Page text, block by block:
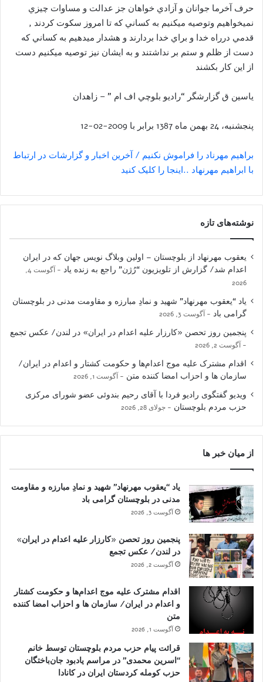
حرف آخرما جوانان و آزادي خواهان جز عدالت و مساوات چيزي
نميخواهيم وتوصيه ميكنيم به كساني كه تا امروز سكوت كردند ,
قدمي درراه خدا و براي خدا بردارند و هشدار ميدهيم به كساني كه
دست از ظلم و ستم بر نداشتند و به ايشان نيز توصيه ميكنيم دست
از اين كار بكشند
ياسين ق گزارشگر “راديو بلوچي اف ام ” – زاهدان
پنجشنبه، 24 بهمن ماه 1387 برابر با 2009-02-12
براهيم مهرناد را فراموش نکنيم / آخرين اخبار و گزارشات در ارتباط
با ابراهيم مهرنهاد ..اينجا را کليک کنيد
نوشته‌های تازه
یعقوب مهرنهاد از بلوچستان – اولین وبلاگ نویس جهان که در ایران
اعدام شد/ گزارش از تلویزیون “رُژن” راجع به زنده یاد
آگوست 4,
2026
یاد “یعقوب مهرنهاد” شهید و نمادِ مبارزه و مقاومت مدنی در بلوچستان
گرامی باد
آگوست 3, 2026
پنجمین روز تحصن «کارزار علیه اعدام در ایران» در لندن/ عکس تجمع
آگوست 2, 2026
اقدام مشترک علیه موج اعدام‌ها و حکومت کشتار و اعدام در ایران/
سازمان ها و احزاب امضا کننده متن
آگوست 1, 2026
ویدیو گفتگوی رادیو فردا با آقای رحیم بندوئی عضو شورای مرکزی
حزب مردم بلوچستان
جولای 28, 2026
از میان خبر ها
یاد “یعقوب مهرنهاد” شهید و نمادِ مبارزه و مقاومت
مدنی در بلوچستان گرامی باد
آگوست 3, 2026
پنجمین روز تحصن «کارزار علیه اعدام در ایران»
در لندن/ عکس تجمع
آگوست 2, 2026
اقدام مشترک علیه موج اعدام‌ها و حکومت کشتار
و اعدام در ایران/ سازمان ها و احزاب امضا کننده
متن
آگوست 1, 2026
قرائت پیام حزب مردم بلوچستان توسط خانم
“اسرین محمدی” در مراسم یادبود جان‌باختگان
حزب کومله کردستان ایران در کانادا